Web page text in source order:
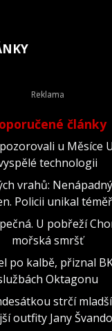
články
u Měsíce
technologii
vrahů:
Policii unikal
U pobřeží
mořská smršť
po kalbě, přiznal
Oktagonu
strčí
outfity Jany